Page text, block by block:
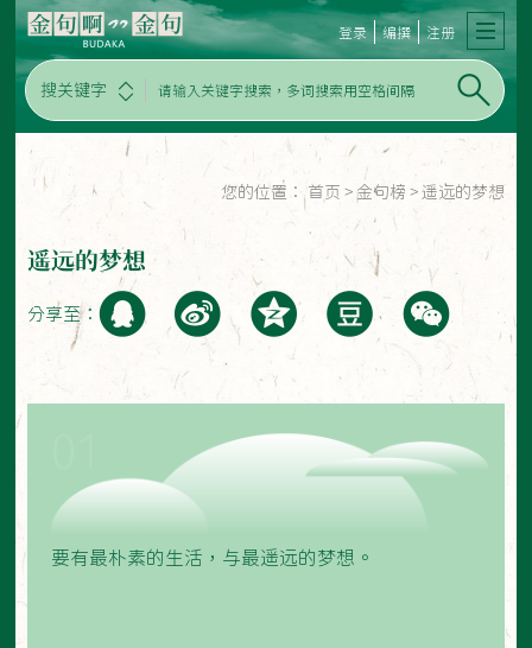
搜关键字
登录 编撰 注册
您的位置： 首页 > 金句榜 > 遥远的梦想
遥远的梦想
分享至：
要有最朴素的生活，与最遥远的梦想。